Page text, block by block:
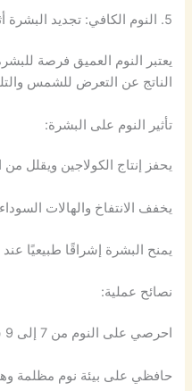
5. النوم الكافي: تجديد البشرة أثناء الليل
يعتبر النوم العميق فرصة
الناتج عن التعرض للشمس
تأثير النوم على البشرة:
يحفز إنتاج الكولاجين ويقلل من
يخفف الانتفاخ والهالات
يمنح البشرة إشراقًا طبيعيًا
نصائح عملية:
احرصي على النوم من 7 إلى 9 ساعات يوميًا.
حافظي على بيئة نوم مظلمة